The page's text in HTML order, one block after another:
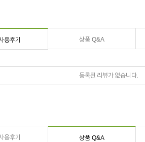
용후기 상품 Q&A
등록된 리뷰가 없습니다.
용후기 상품 Q&A